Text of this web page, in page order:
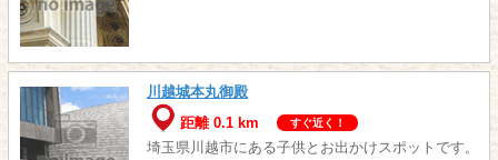
川越城本丸御殿
距離 0.1 km
すぐ近く！
埼玉県川越市にある子供とお出かけスポットです。